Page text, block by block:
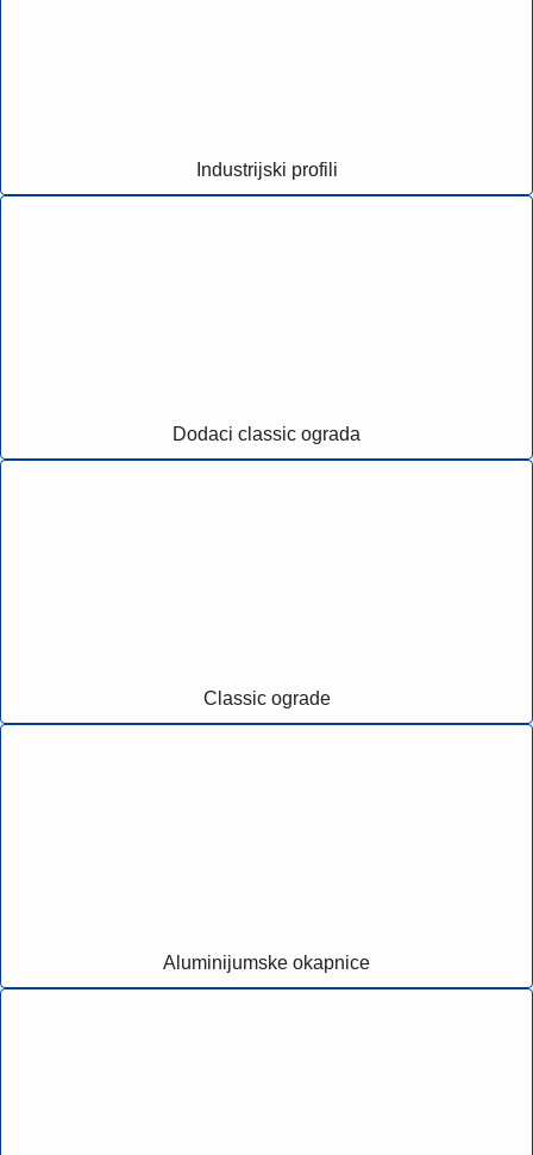
Industrijski profili
Dodaci classic ograda
Classic ograde
Aluminijumske okapnice